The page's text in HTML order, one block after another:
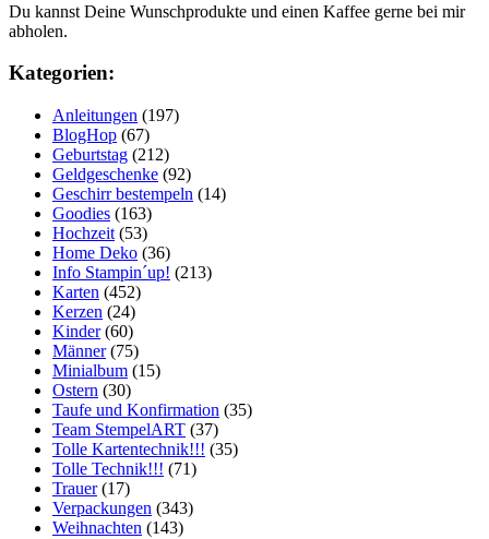
Du kannst Deine Wunschprodukte und einen Kaffee gerne bei mir
abholen.
Kategorien:
Anleitungen (197)
BlogHop (67)
Geburtstag (212)
Geldgeschenke (92)
Geschirr bestempeln (14)
Goodies (163)
Hochzeit (53)
Home Deko (36)
Info Stampin´up! (213)
Karten (452)
Kerzen (24)
Kinder(60)
Männer(75)
Minialbum (15)
Ostern (30)
Taufe und Konfirmation (35)
Team StempelART (37)
Tolle Kartentechnik!!! (35)
Tolle Technik!!! (71)
Trauer(17)
Verpackungen (343)
Weihnachten (143)